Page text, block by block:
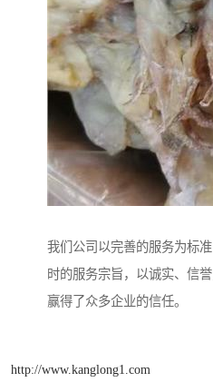
我们公司以完善的服务为标
时的服务宗旨，以诚实、信
赢得了众多企业的信任。
http://www.kanglong1.com